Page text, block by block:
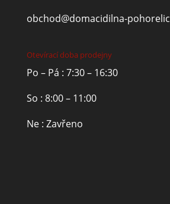
obchod@domacidilna-
Otevírací doba prodejny
Po – Pá : 7:30 – 16:30
So : 8:00 – 11:00
Ne : Zavřeno